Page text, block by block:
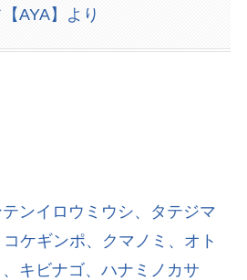
AYA】より
ンイロウミウシ、タテジマ
ケギンポ、クマノミ、オト
キビナゴ、ハナミノカサ